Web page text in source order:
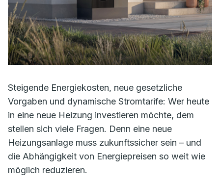
Steigende Energiekosten, neue gesetzliche
Vorgaben und dynamische Stromtarife: Wer heute
in eine neue Heizung investieren möchte, dem
stellen sich viele Fragen. Denn eine neue
Heizungsanlage muss zukunftssicher sein – und
die Abhängigkeit von Energiepreisen so weit wie
möglich reduzieren.